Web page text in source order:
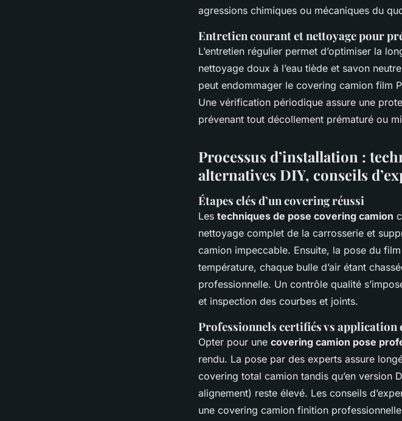
agressions chimiques ou mécaniques du
Entretien courant et nettoyage pour
L’entretien régulier permet d’optimiser la
nettoyage doux à l’eau tiède et savon
peut endommager le covering camion film
Une vérification périodique assure une
prévenant tout décollement prématuré ou
Processus d’installation :
alternatives DIY, conseils
Étapes clés d’un covering réussi
Les techniques de pose covering camion
nettoyage complet de la carrosserie et
camion impeccable. Ensuite, la pose du
température, chaque bulle d’air étant
professionnelle. Un contrôle qualité
et inspection des courbes et joints.
Professionnels certifiés vs application
Opter pour une covering camion pose
rendu. La pose par des experts assure
covering total camion tandis qu’en version
alignement) reste élevé. Les conseils
une covering camion finition